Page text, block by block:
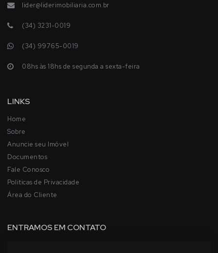
lider@liderimobiliaria.com.br
(34) 3231-0019
(34) 99765-0019
08hs às 18hs de segunda a sexta-feira
LINKS
Home
Sobre
Anuncie seu Imóvel
Documentos
Fale Conosco
Politicas de Privacidade
Área do Cliente
ENTRAMOS EM CONTATO